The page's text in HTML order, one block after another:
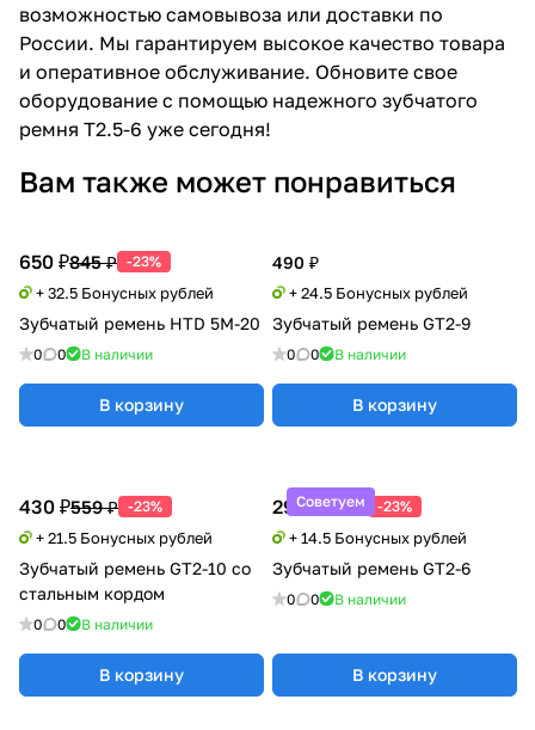
возможностью самовывоза или доставки по
России. Мы гарантируем высокое качество товара
и оперативное обслуживание. Обновите свое
оборудование с помощью надежного зубчатого
ремня T2.5-6 уже сегодня!
Вам также может понравиться
650 ₽845 ₽ -23%
+ 32.5 Бонусных рублей
Зубчатый ремень HTD 5M-20
0 0 В наличии
В корзину
490 ₽
+ 24.5 Бонусных рублей
Зубчатый ремень GT2-9
0 0 В наличии
В корзину
Советуем
290 ₽377 ₽ -23%
+ 14.5 Бонусных рублей
Зубчатый ремень GT2-6
0 0 В наличии
В корзину
430 ₽559 ₽ -23%
+ 21.5 Бонусных рублей
Зубчатый ремень GT2-10 со
стальным кордом
0 0 В наличии
В корзину